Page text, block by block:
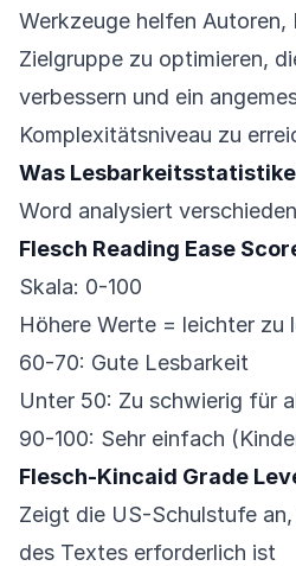
Werkzeuge helfen Autoren,
Zielgruppe zu optimieren,
verbessern und ein
Komplexitätsniveau zu
Was
Word analysiert
Flesch Reading Ease
Skala: 0-100
Höhere Werte = leichter zu
60-70: Gute Lesbarkeit
Unter 50: Zu schwierig für
90-100: Sehr einfach
Flesch-Kincaid Grade
Zeigt die US-Schulstufe
des Textes erforderlich ist